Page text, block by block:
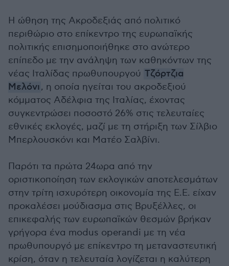
Η ώθηση της Ακροδεξιάς από πολιτικό
περιθώριο στο επίκεντρο της ευρωπαϊκής
πολιτικής επισημοποιήθηκε στο ανώτερο
επίπεδο με την ανάληψη των καθηκόντων της
νέας Ιταλίδας πρωθυπουργού Τζόρτζια
Μελόνι, η οποία ηγείται του ακροδεξιού
κόμματος Αδέλφια της Ιταλίας, έχοντας
συγκεντρώσει ποσοστό 26% στις τελευταίες
εθνικές εκλογές, μαζί με τη στήριξη των Σίλβιο
Μπερλουσκόνι και Ματέο Σαλβίνι.
Παρότι τα πρώτα 24ωρα από την
οριστικοποίηση των εκλογικών αποτελεσμάτων
στην τρίτη ισχυρότερη οικονομία της Ε.Ε. είχαν
προκαλέσει μούδιασμα στις Βρυξέλλες, οι
επικεφαλής των ευρωπαϊκών θεσμών βρήκαν
γρήγορα ένα modus operandi με τη νέα
πρωθυπουργό με επίκεντρο τη μεταναστευτική
κρίση, όταν η τελευταία λογίζεται η καλύτερη